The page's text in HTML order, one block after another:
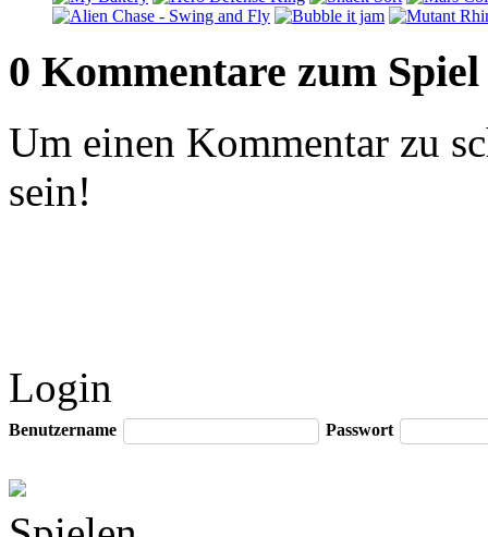
0 Kommentare zum Spiel
Um einen Kommentar zu
sein!
Login
Benutzername Passwort